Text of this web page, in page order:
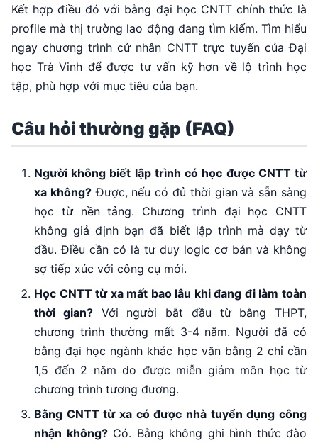
Kết hợp điều đó với bằng đại học CNTT chính thức là
profile mà thị trường lao động đang tìm kiếm. Tìm hiểu
ngay chương trình cử nhân CNTT trực tuyến của Đại
học Trà Vinh để được tư vấn kỹ hơn về lộ trình học
tập, phù hợp với mục tiêu của bạn.
Câu hỏi thường gặp (FAQ)
Người không biết lập trình có học được CNTT từ
xa không?Được, nếu có đủ thời gian và sẵn sàng
học từ nền tảng. Chương trình đại học CNTT
không giả định bạn đã biết lập trình mà dạy từ
đầu. Điều cần có là tư duy logic cơ bản và không
sợ tiếp xúc với công cụ mới.
Học CNTT từ xa mất bao lâu khi đang đi làm toàn
thời gian?Với người bắt đầu từ bằng THPT,
chương trình thường mất 3-4 năm. Người đã có
bằng đại học ngành khác học văn bằng 2 chỉ cần
1,5 đến 2 năm do được miễn giảm môn học từ
chương trình tương đương.
Bằng CNTT từ xa có được nhà tuyển dụng công
nhận không?Có. Bằng không ghi hình thức đào